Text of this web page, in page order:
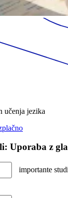
učenja jezika
Uporaba z
importante